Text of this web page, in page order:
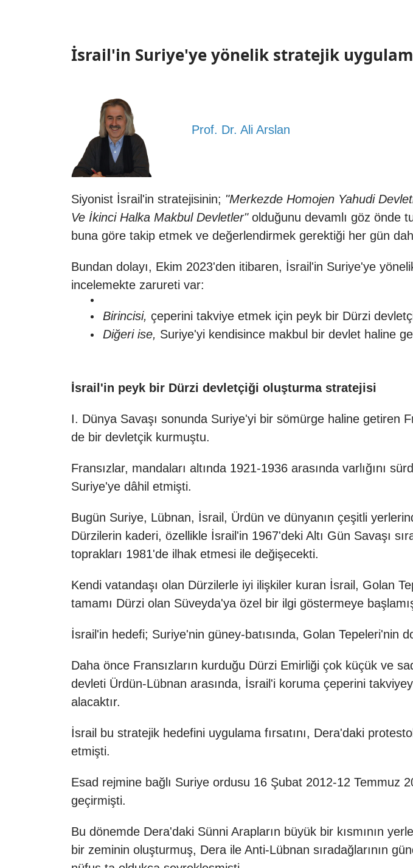
İsrail'in Suriye'ye yönelik stratejik
Prof. Dr. Ali Arslan
Siyonist İsrail 'in stratejisinin; "Merkezde Homojen Yahudi
Ve İkinci Halka Makbul Devletler" olduğunu devamlı göz önde
buna göre takip etmek ve değerlendirmek gerektiği her gün
Bundan dolayı, Ekim 2023'den itibaren, İsrail'in Suriye'ye
incelemekte zarureti var:
Birincisi, çeperini takviye etmek için peyk bir Dürzi
Diğeri ise, Suriye'yi kendisince makbul bir devlet haline
İsrail'in peyk bir Dürzi devletçiği oluşturma stratejisi
I. Dünya Savaşı sonunda Suriye'yi bir sömürge haline getiren
de bir devletçik kurmuştu.
Fransızlar, mandaları altında 1921-1936 arasında varlığını
Suriye'ye dâhil etmişti.
Bugün Suriye, Lübnan, İsrail, Ürdün ve dünyanın çeşitli
Dürzilerin kaderi, özellikle İsrail'in 1967'deki Altı Gün Savaşı
toprakları 1981'de ilhak etmesi ile değişecekti.
Kendi vatandaşı olan Dürzilerle iyi ilişkiler kuran İsrail, Golan
tamamı Dürzi olan Süveyda'ya özel bir ilgi göstermeye
İsrail'in hedefi; Suriye'nin güney-batısında, Golan Tepeleri'nin
Daha önce Fransızların kurduğu Dürzi Emirliği çok küçük ve
devleti Ürdün-Lübnan arasında, İsrail'i koruma çeperini
alacaktır.
İsrail bu stratejik hedefini uygulama fırsatını, Dera'daki
etmişti.
Esad rejmine bağlı Suriye ordusu 16 Şubat 2012-12 Temmuz
geçirmişti.
Bu dönemde Dera'daki Sünni Arapların büyük bir kısmının
bir zeminin oluşturmuş, Dera ile Anti-Lübnan sıradağlarının